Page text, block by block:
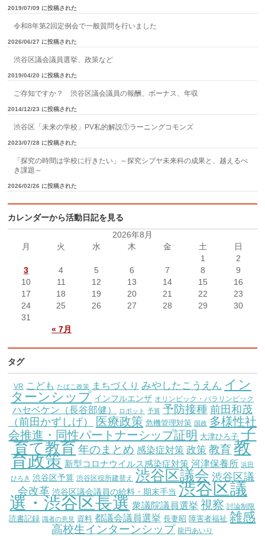
2019/07/09 に投稿された
令和8年第2回定例会で一般質問を行いました
2026/06/27 に投稿された
渋谷区議会議員選挙、政策など
2019/04/20 に投稿された
ご存知ですか？ 渋谷区議会議員の報酬、ボーナス、年収
2014/12/23 に投稿された
渋谷区「未来の学校」PV私的解説①ラーニングコモンズ
2023/07/28 に投稿された
「探究の時間は学校に行きたい」～探究シブヤ未来科の成果と、越えるべ
き課題～
2026/02/26 に投稿された
カレンダーから活動日記を見る
2026年8月
月
火 水 木 金 土 日
« 7月
1
2
3
4 5 6 7 8
9
10
11 12 13 14 15
16
17
18 19 20 21 22
23
24
25 26 27 28 29
30
31
タグ
VR こども たばこ政策 まちづくり みやしたこうえん イン
ターンシップ インフルエンザ オリンピック・パラリンピック
ハセベケン（長谷部健） ロボット 予算 予防接種 前田和茂
（前田かずしげ）
医療政策 危機管理対策 国政 多様性社
会推進・同性パートナーシップ証明 大津ひろ子 子
育て教育 年のまとめ 感染症対策 政策 教育 教
育政策 新型コロナウイルス感染症対策 河津保養所 浜田
ひろき 渋谷区予算 渋谷区役所建替え 渋谷区議会 渋谷区議
会改革 渋谷区議会議員の給料・期末手当 渋谷区議
選・渋谷区長選 衆議院議員選挙 視察 討論制限
読書記録 識者の意見 資料 都議会議員選挙 長妻昭 障害者福祉 雑感
高校生インターンシップ 龍円あいり